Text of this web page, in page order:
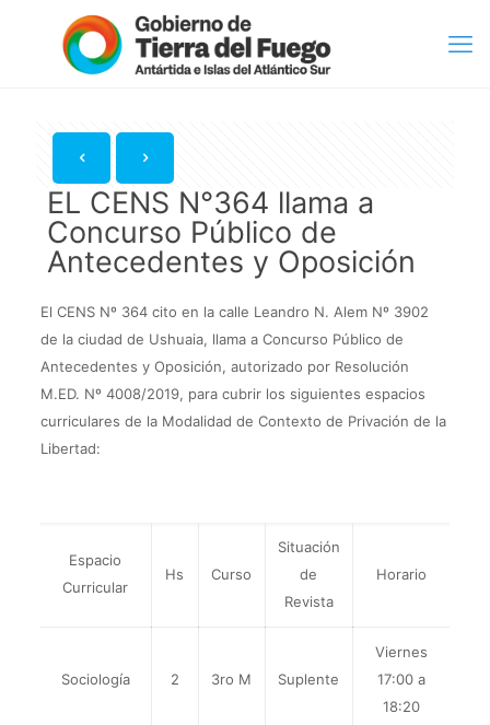
EL CENS N°364 llama a
Concurso Público de
Antecedentes y Oposición
El CENS Nº 364 cito en la calle Leandro N. Alem Nº 3902
de la ciudad de Ushuaia, llama a Concurso Público de
Antecedentes y Oposición, autorizado por Resolución
M.ED. Nº 4008/2019, para cubrir los siguientes espacios
curriculares de la Modalidad de Contexto de Privación de la
Libertad:
Espacio
Curricular
Hs Curso
Situación
de
Revista
Horario
Sociología 2 3ro M Suplente
Viernes
17:00 a
18:20